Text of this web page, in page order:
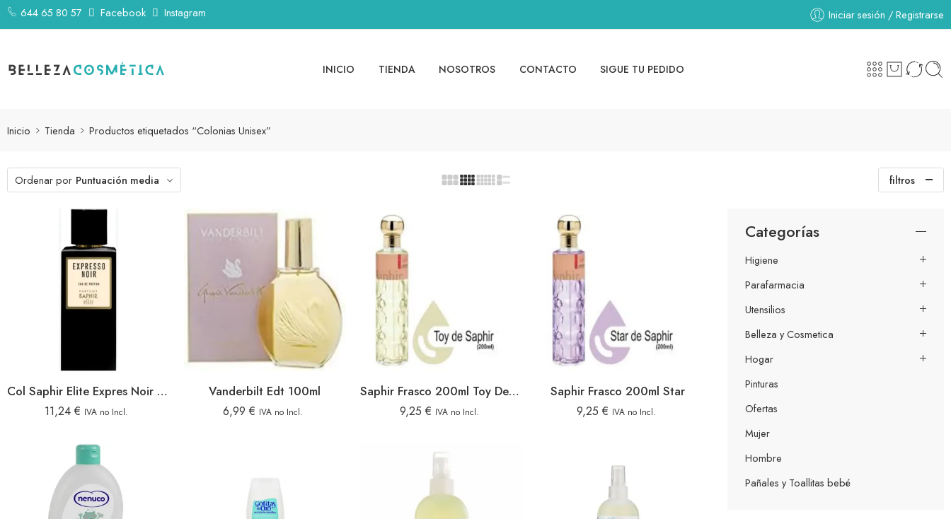
644 65 80 57 Facebook Instagram Iniciar sesión / Registrarse
INICIO TIENDA NOSOTROS CONTACTO SIGUE TU PEDIDO
Inicio Tienda Productos etiquetados “Colonias Unisex”
filtros
Ordenar por Puntuación media
Col Saphir Elite Expres Noir 100v
11,24€ IVA no Incl.
Vanderbilt Edt 100ml
6,99€ IVA no Incl.
Saphir Frasco 200ml Toy De Saphir
9,25€ IVA no Incl.
Saphir Frasco 200ml Star
9,25 € IVA no Incl.
Categorías
Higiene
Parafarmacia
Utensilios
Belleza y Cosmetica
Hogar
Pinturas
Ofertas
Mujer
Hombre
Pañales y Toallitas bebé